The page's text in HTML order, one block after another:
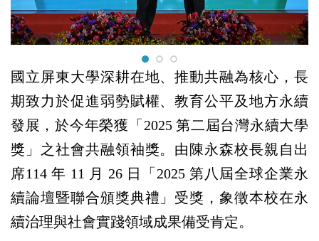
國立屏東大學深耕在地、推動共融為核心，長
期致力於促進弱勢賦權、教育公平及地方永續
發展，於今年榮獲「2025 第二屆台灣永續大學
獎」之社會共融領袖獎。由陳永森校長親自出
席114 年 11 月 26 日「2025 第八屆全球企業永
續論壇暨聯合頒獎典禮」受獎，象徵本校在永
續治理與社會實踐領域成果備受肯定。